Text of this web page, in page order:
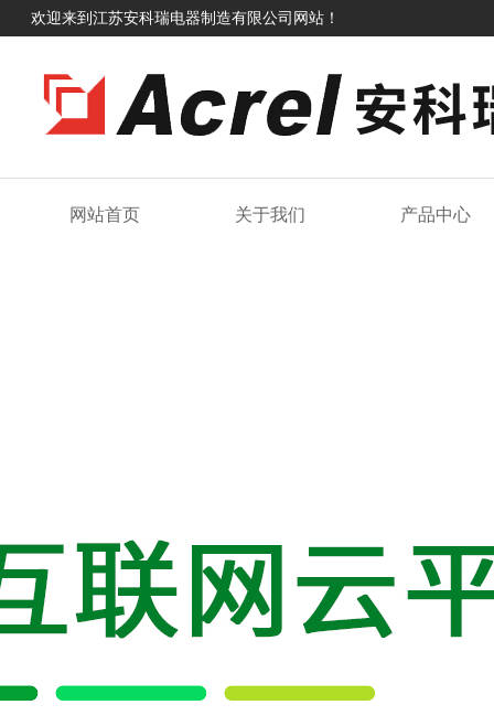
欢迎来到江苏安科瑞电器制造有限公司网站！
网站首页 关于我们 产品中心